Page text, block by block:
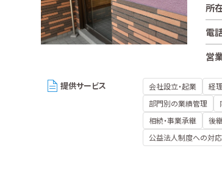
所
電
営
提供サービス 会社設立・起業 経
部門別の業績管理
相続・事業承継
後
公益法人制度への対応